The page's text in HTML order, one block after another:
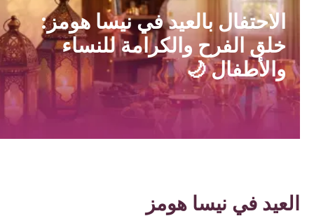
الاحتفال بالعيد في نيسا هومز:
خلق الفرح والكرامة للنساء
والأطفال 🌙
العيد في نيسا هومز